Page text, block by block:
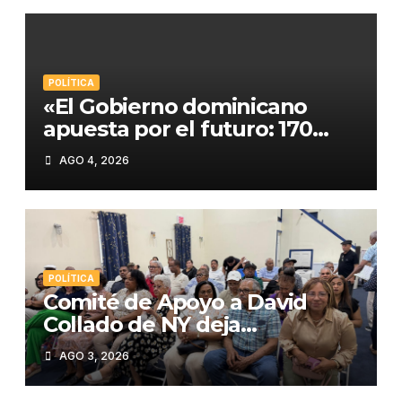
POLÍTICA
«El Gobierno dominicano
apuesta por el futuro: 170
estudiantes premiados en
STEM»
AGO 4, 2026
POLÍTICA
Comité de Apoyo a David
Collado de NY deja
constituida su estructura en
la Región del Bronx
AGO 3, 2026